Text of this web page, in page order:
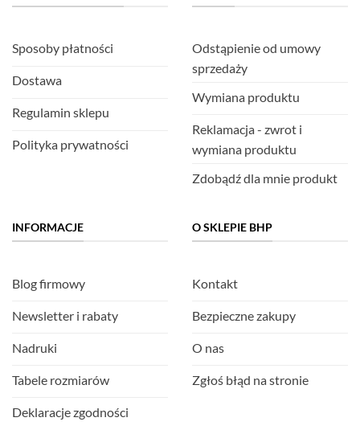
Sposoby płatności
Dostawa
Regulamin sklepu
Polityka prywatności
Odstąpienie od umowy
sprzedaży
Wymiana produktu
Reklamacja - zwrot i
wymiana produktu
Zdobądź dla mnie produkt
INFORMACJE
Blog firmowy
Newsletter i rabaty
Nadruki
Tabele rozmiarów
Deklaracje zgodności
O SKLEPIE BHP
Kontakt
Bezpieczne zakupy
O nas
Zgłoś błąd na stronie